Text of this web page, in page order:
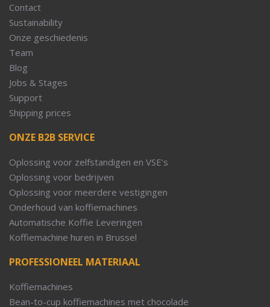
Contact
Sustainability
Onze geschiedenis
Team
Blog
Jobs & Stages
Support
Shipping prices
ONZE B2B SERVICE
Oplossing voor zelfstandigen en VSE’s
Oplossing voor bedrijven
Oplossing voor meerdere vestigingen
Onderhoud van koffiemachines
Automatische Koffie Leveringen
Koffiemachine huren in Brussel
PROFESSIONEEL MATERIAAL
Koffiemachines
Bean-to-cup koffiemachines met chocolade